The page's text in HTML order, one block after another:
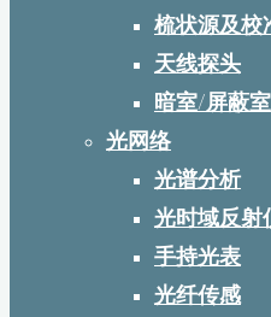
梳状源及校
天线探头
暗室/屏蔽室
光网络
光谱分析
光时域反射
手持光表
光纤传感